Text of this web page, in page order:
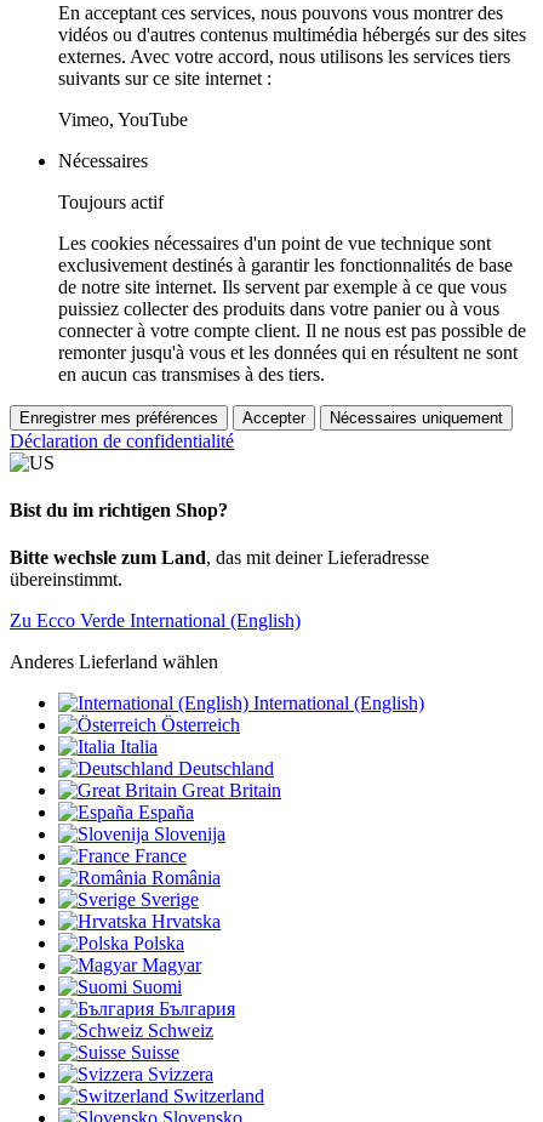
En acceptant ces services, nous pouvons vous montrer des
vidéos ou d'autres contenus multimédia hébergés sur des sites
externes. Avec votre accord, nous utilisons les services tiers
suivants sur ce site internet :
Vimeo, YouTube
Nécessaires
Toujours actif
Les cookies nécessaires d'un point de vue technique sont
exclusivement destinés à garantir les fonctionnalités de base
de notre site internet. Ils servent par exemple à ce que vous
puissiez collecter des produits dans votre panier ou à vous
connecter à votre compte client. Il ne nous est pas possible de
remonter jusqu'à vous et les données qui en résultent ne sont
en aucun cas transmises à des tiers.
Enregistrer mes préférences Accepter Nécessaires uniquement
Déclaration de confidentialité
Bist du im richtigen Shop?
Bitte wechsle zum Land, das mit deiner Lieferadresse
übereinstimmt.
Zu Ecco Verde International (English)
Anderes Lieferland wählen
International (English)
Österreich
Italia
Deutschland
Great Britain
España
Slovenija
France
România
Sverige
Hrvatska
Polska
Magyar
Suomi
България
Schweiz
Suisse
Svizzera
Switzerland
Slovensko